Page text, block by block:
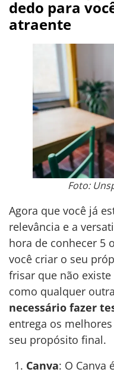
dedo para
atraente
Foto:
Agora que você já
relevância e a
hora de conhecer 5
você criar o seu
frisar que não
como qualquer
necessário fazer
entrega os
seu propósito final.
Canva: O Canva